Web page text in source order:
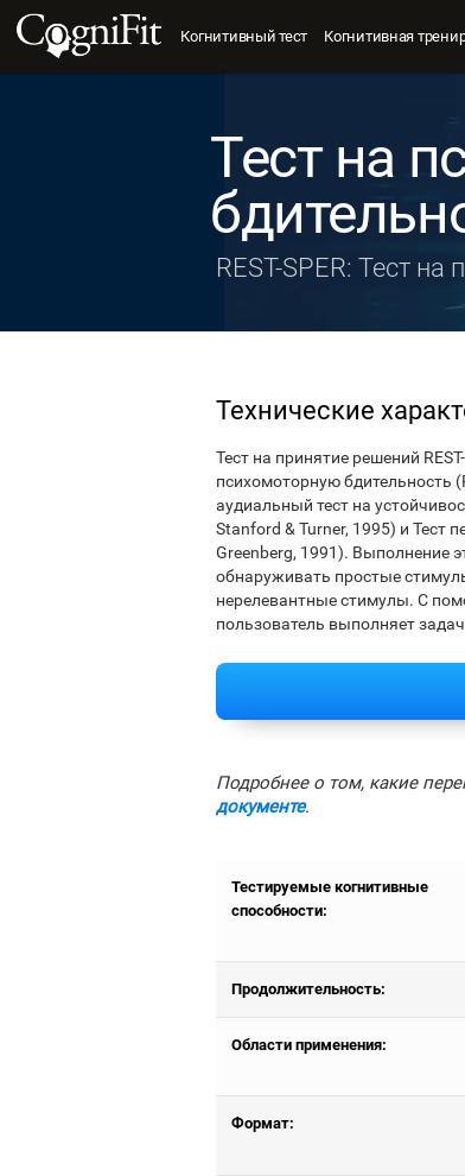
Когнитивный тест Когнитивная
Тест на
REST-SPER: Тест
Технические
Тест на принятие решений
психомоторную бдительность
аудиальный тест на
Stanford & Turner, 1995) и Тест
Greenberg, 1991). Выполнение
обнаруживать простые
нерелевантные стимулы. С
пользователь выполняет
Подробнее о том, какие
документе.
Тестируемые когнитивные
способности:
Продолжительность:
Области применения:
Формат: